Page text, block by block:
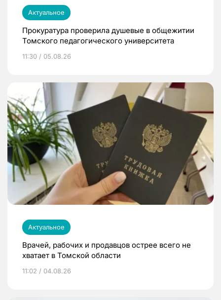
Актуальное
Прокуратура проверила душевые в общежитии
Томского педагогического университета
11:30 / 05.08.26
Актуальное
Врачей, рабочих и продавцов острее всего не
хватает в Томской области
11:02 / 04.08.26